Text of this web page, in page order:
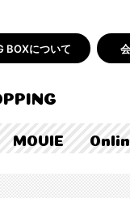
MOVIE
BOXについて